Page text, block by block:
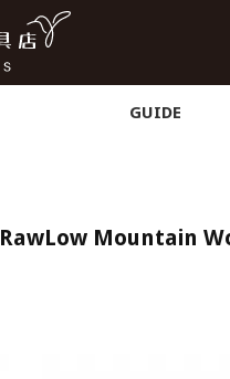
GUIDE
RawLow Mountain